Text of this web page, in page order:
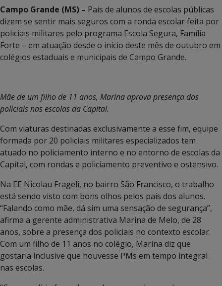
Campo Grande (MS) – Pais de alunos de escolas públicas
dizem se sentir mais seguros com a ronda escolar feita por
policiais militares pelo programa Escola Segura, Família
Forte – em atuação desde o início deste mês de outubro em
colégios estaduais e municipais de Campo Grande.
Mãe de um filho de 11 anos, Marina aprova presença dos
policiais nas escolas da Capital.
Com viaturas destinadas exclusivamente a esse fim, equipe
formada por 20 policiais militares especializados tem
atuado no policiamento interno e no entorno de escolas da
Capital, com rondas e policiamento preventivo e ostensivo.
Na EE Nicolau Frageli, no bairro São Francisco, o trabalho
está sendo visto com bons olhos pelos pais dos alunos.
“Falando como mãe, dá sim uma sensação de segurança”,
afirma a gerente administrativa Marina de Melo, de 28
anos, sobre a presença dos policiais no contexto escolar.
Com um filho de 11 anos no colégio, Marina diz que
gostaria inclusive que houvesse PMs em tempo integral
nas escolas.